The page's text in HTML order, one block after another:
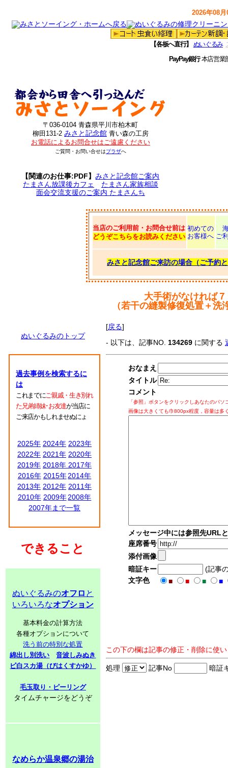
2026年08
【各板へ直行】 ぬいぐるみ
PayPay銀行本店営
〒036-0104 青森県平川市柏木町
柳田131-2 みさと記念館 青い森の工房
お電話によるお問合せはご遠慮ください
ご質問・お問い合せはプラザへ
【関連のお仕事:PDF】みさと記念館ご案内
たまさん放課後カフェ
たまさん家族相談
面会交流支援のご案内 たまさんち
当店のご利用前・お問合せ前は
どうぞこちらをお読みください
初めての
お客様へ ご
みさと記念館ご来訪の場合（ご予約
大手術がなければ
（若干の縫製修復処置＋
ぬいぐるみのトップ
過去事例を検索するに
は
これまでにご親戚・生き別れ
た兄弟姉妹･お友達が当店に
ご来店かもしれませぬにょ
2025年 2024年 2023年
2022年 2021年 2020年
2019年 2018年 2017年
2016年 2015年 2014年
2013年 2012年 2011年
2010年 2009年 2008年
2007年まで一覧
できること
ぬいぐるみのオフロ と
いろいろなオプション
基本料金の計算方法
各種オプションについて
洗う前の特別な処置
綿出し別洗い
音波しみぬき
ビ白スカ湯（びはくすかゆ）
毛玉取り・ピーリング
タイムチャージをどうぞ
なめらか温泉郷の湯治
[戻る]
- 以下は、記事NO. 134269 に関する
おなまえ
タイトル
コメント
「参照」ボタンをクリックしあなたのパ
画像は大きくても巾800px程度，容量は多
メッセージ中には参照先URL
座席番号
添付画像
暗証キー
(記事
文字色
■ ■ ■ ■
この下の欄は記事の修正・削除に使
処理 記事No 暗証